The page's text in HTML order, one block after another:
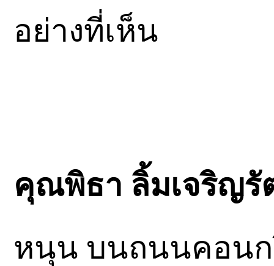
อย่างที่เห็น
คุณพิธา ลิ้มเจริญรั
หนุน บนถนนคอนก